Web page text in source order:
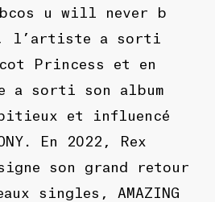
u will never b
l’artiste a sorti
Princess et en
a sorti son album
et influencé
En 2022, Rex
son grand retour
singles, AMAZING